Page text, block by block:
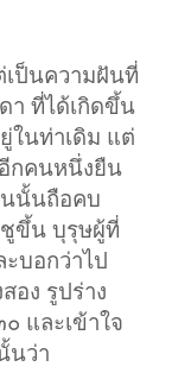
ป็นความฝันที่
า ที่ได้เกิดขึ้น
ในท่าเดิม แต่
กคนหนึ่งยืน
นนั้นถือคบ
ชูขึ้น บุรุษผู้ที่
บอกว่าไป
อง รูปร่าง
และเข้าใจ
นว่า